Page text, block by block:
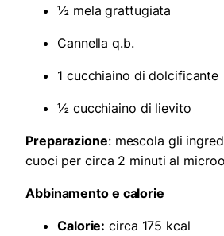
½ mela grattugiata
Cannella q.b.
1 cucchiaino di dolcificante
½ cucchiaino di lievito
Preparazione: mescola gli
cuoci per circa 2 minuti al
Abbinamento e calorie
Calorie: circa 175 kcal